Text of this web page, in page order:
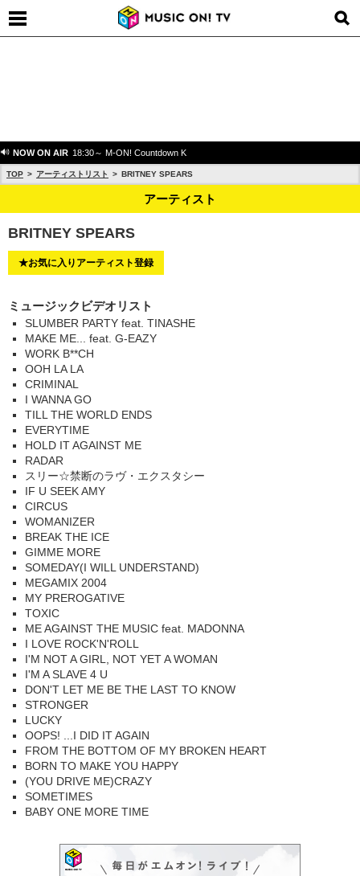
NOW ON AIR 18:30～ M-ON! Countdown K
TOP アーティストリスト BRITNEY SPEARS
アーティスト
BRITNEY SPEARS
★お気に入りアーティスト登録
ミュージックビデオリスト
SLUMBER PARTY feat. TINASHE
MAKE ME... feat. G-EAZY
WORK B**CH
OOH LA LA
CRIMINAL
I WANNA GO
TILL THE WORLD ENDS
EVERYTIME
HOLD IT AGAINST ME
RADAR
スリー☆禁断のラヴ・エクスタシー
IF U SEEK AMY
CIRCUS
WOMANIZER
BREAK THE ICE
GIMME MORE
SOMEDAY(I WILL UNDERSTAND)
MEGAMIX 2004
MY PREROGATIVE
TOXIC
ME AGAINST THE MUSIC feat. MADONNA
I LOVE ROCK'N'ROLL
I'M NOT A GIRL, NOT YET A WOMAN
I'M A SLAVE 4 U
DON'T LET ME BE THE LAST TO KNOW
STRONGER
LUCKY
OOPS! ...I DID IT AGAIN
FROM THE BOTTOM OF MY BROKEN HEART
BORN TO MAKE YOU HAPPY
(YOU DRIVE ME)CRAZY
SOMETIMES
BABY ONE MORE TIME